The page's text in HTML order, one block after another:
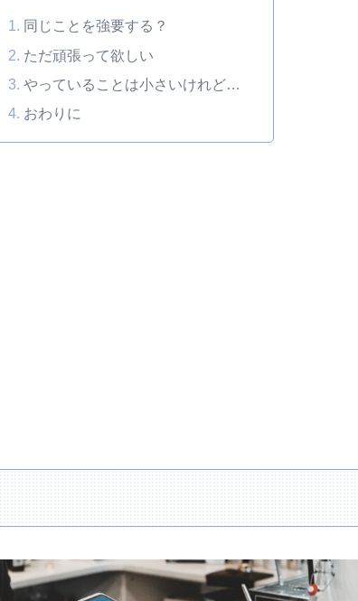
同じことを強要する？
ただ頑張って欲しい
やっていることは小さいけれど…
おわりに